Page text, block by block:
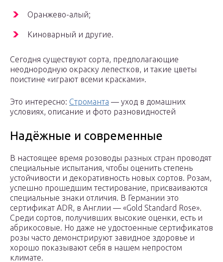
Оранжево-алый;
Киноварный и другие.
Сегодня существуют сорта, предполагающие
неоднородную окраску лепестков, и такие цветы
поистине «играют всеми красками».
Это интересно: Строманта — уход в домашних
условиях, описание и фото разновидностей
Надёжные и современные
В настоящее время розоводы разных стран проводят
специальные испытания, чтобы оценить степень
устойчивости и декоративность новых сортов. Розам,
успешно прошедшим тестирование, присваиваются
специальные знаки отличия. В Германии это
сертификат ADR, в Англии — «Gold Standard Rose».
Среди сортов, получивших высокие оценки, есть и
абрикосовые. Но даже не удостоенные сертификатов
розы часто демонстрируют завидное здоровье и
хорошо показывают себя в нашем непростом
климате.